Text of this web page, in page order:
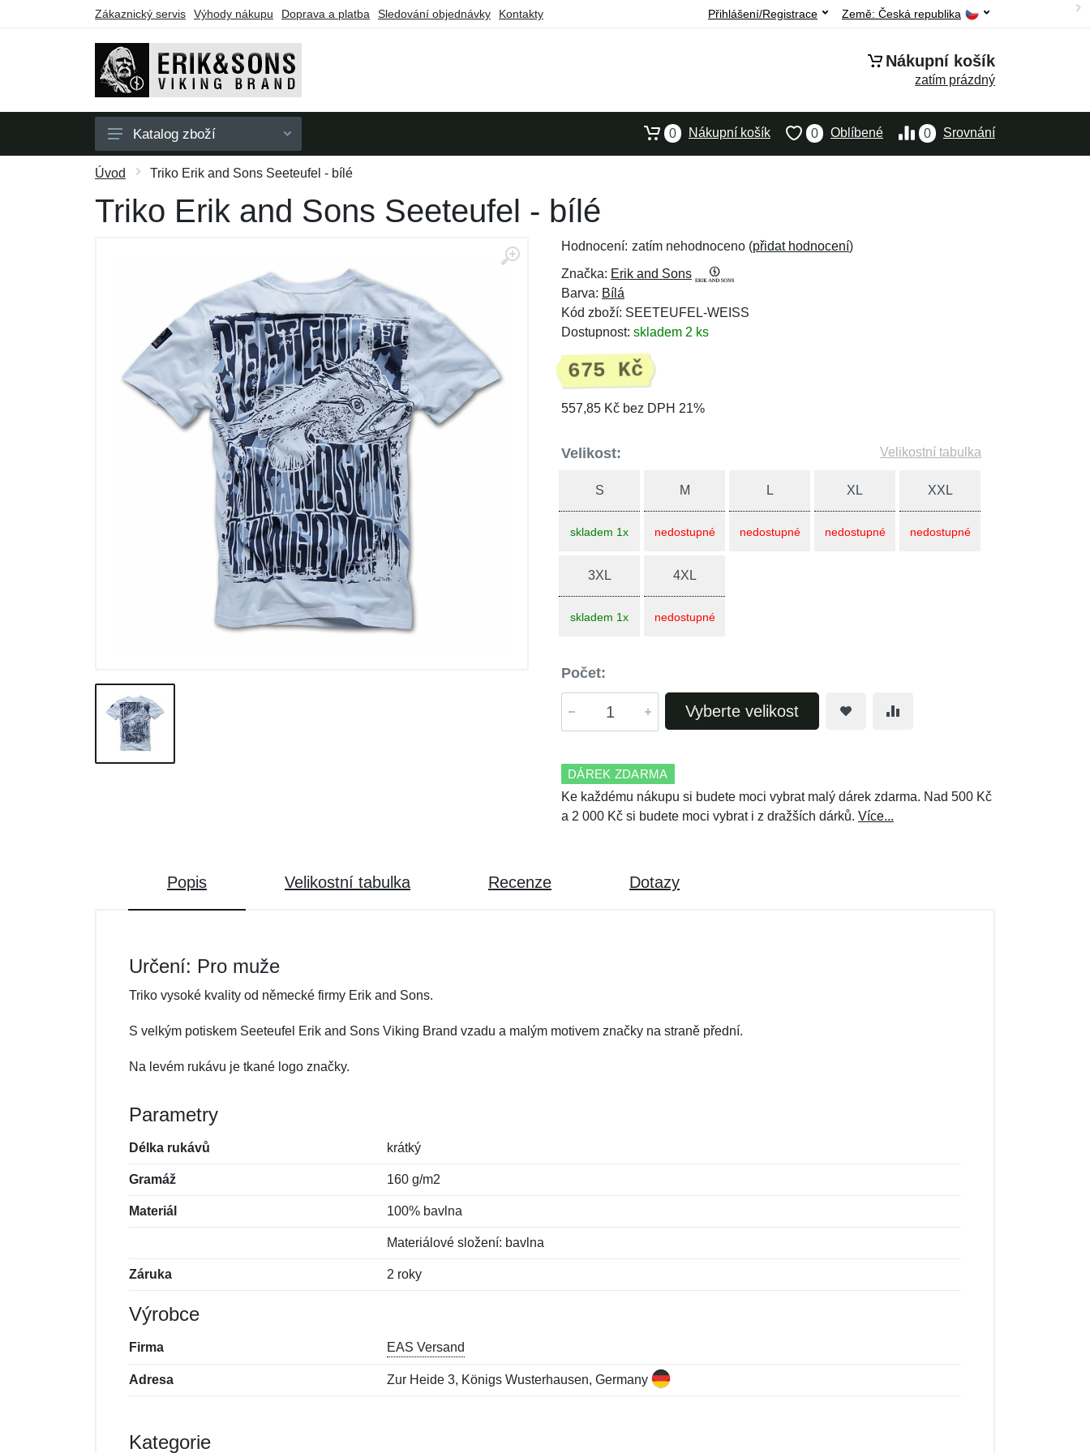
Zákaznický servis Výhody nákupu Doprava a platba Sledování objednávky Kontakty Země: Česká republika
Přihlášení/Registrace
Nákupní košík
zatím prázdný
Pánské
Dámské
Katalog zboží 0 Srovnání
0 Oblíbené
0 Nákupní košík
Úvod Triko Erik and Sons Seeteufel - bílé
Triko Erik and Sons Seeteufel - bílé
Hodnocení: zatím nehodnoceno (přidat hodnocení)
Značka: Erik and Sons
Barva: Bílá
Kód zboží: SEETEUFEL-WEISS
Dostupnost: skladem 2 ks
675 Kč
557,85 Kč bez DPH 21%
Velikost: Velikostní tabulka
S
skladem 1x
M
nedostupné
L
nedostupné
XL
nedostupné
XXL
nedostupné
3XL
skladem 1x
4XL
nedostupné
Počet:
Vyberte velikost
DÁREK ZDARMA
Ke každému nákupu si budete moci vybrat malý dárek zdarma. Nad 500 Kč
a 2 000 Kč si budete moci vybrat i z dražších dárků. Více...
Popis Velikostní tabulka Recenze Dotazy
Určení: Pro muže
Triko vysoké kvality od německé firmy Erik and Sons.
S velkým potiskem Seeteufel Erik and Sons Viking Brand vzadu a malým motivem značky na straně přední.
Na levém rukávu je tkané logo značky.
Parametry
Délka rukávů krátký
Gramáž 160 g/m2
Materiál 100% bavlna
Materiálové složení: bavlna
Záruka 2 roky
Výrobce
Firma EAS Versand
Adresa Zur Heide 3, Königs Wusterhausen, Germany
Kategorie